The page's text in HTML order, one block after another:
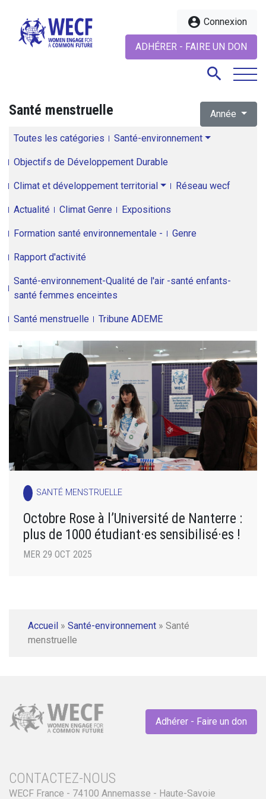
account_circle Connexion
ADHÉRER - FAIRE UN DON
search
Santé menstruelle Année
Toutes les catégories Santé-environnement
Objectifs de Développement Durable
Climat et développement territorial Réseau wecf
Actualité Climat Genre Expositions
Formation santé environnementale - Genre
Rapport d'activité
Santé-environnement-Qualité de l'air -santé enfants-
santé femmes enceintes
Santé menstruelle Tribune ADEME
SANTÉ MENSTRUELLE
Octobre Rose à l’Université de Nanterre :
plus de 1000 étudiant·es sensibilisé·es !
MER 29 OCT 2025
Accueil » Santé-environnement » Santé
menstruelle
Adhérer - Faire un don
CONTACTEZ-NOUS
WECF France - 74100 Annemasse - Haute-Savoie